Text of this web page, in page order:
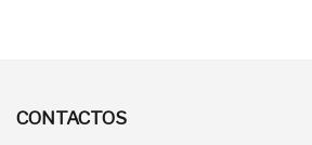
CONTACTOS